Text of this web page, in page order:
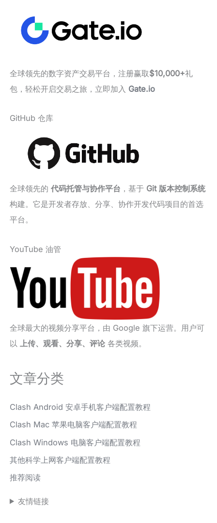
全球领先的数字资产交易平台，注册赢取$10,000+礼
包，轻松开启交易之旅，立即加入 Gate.io
GitHub 仓库
全球领先的 代码托管与协作平台 ，基于 Git 版本控制系统
构建。它是开发者存放、分享、协作开发代码项目的首选
平台。
YouTube 油管
全球最大的视频分享平台，由 Google 旗下运营。用户可
以
上传、观看、分享、评论 各类视频。
文章分类
Clash Android 安卓手机客户端配置教程
Clash Mac 苹果电脑客户端配置教程
Clash Windows 电脑客户端配置教程
其他科学上网客户端配置教程
推荐阅读
友情链接